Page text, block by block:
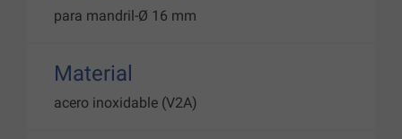
para mandril-Ø 16 mm
Material
acero inoxidable (V2A)